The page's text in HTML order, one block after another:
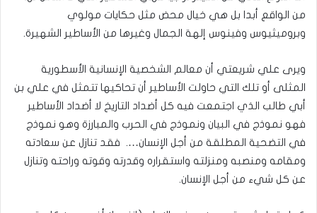
من الواقع أبدا بل هي خيال محض مثل حكايات مولوي
وبروميثيوس وفينوس إلهة الجمال وغيرها من الأساطير الشهيرة.
ويرى علي شريعتي أن معالم الشخصية الإنسانية الأسطورية
المثلى أو تلك التي حاولت الأساطير أن تحاكيها تتمثل في علي بن
أبي طالب الذي اجتمعت فيه كل أضداد التاريخ لا أضداد الأساطير
فهو نموذج في البيان ونموذج في الحرب والمبارزة وهو نموذج
في التضحية المطلقة من أجل الإنسان…. فقد تنازل عن سعادته
ومقامه ومنصبه ومنزلته واستقراره وقدرته وقوته وراحته وتنازل
عن كل شيء من أجل الإنسان.